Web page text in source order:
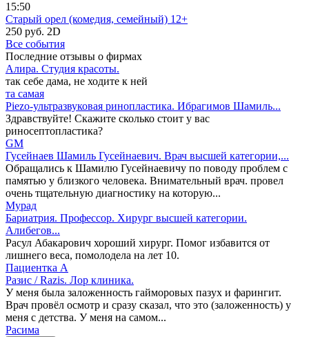
15:50
Старый орел (комедия, семейный) 12+
250 руб. 2D
Все события
Последние отзывы о фирмах
Алира. ​Студия красоты.
так себе дама, не ходите к ней
та самая
Piezo-ультразвуковая ринопластика. Ибрагимов Шамиль...
Здравствуйте! Скажите сколько стоит у вас
риносептопластика?
GM
Гусейнаев Шамиль Гусейнаевич. Врач высшей категории,...
Обращались к Шамилю Гусейнаевичу по поводу проблем с
памятью у близкого человека. Внимательный врач. провел
очень тщательную диагностику на которую...
Мурад
Бариатрия. Профессор. Хирург высшей категории.
Алибегов...
Расул Абакарович хороший хирург. Помог избавится от
лишнего веса, помолодела на лет 10.
Пациентка А
Разис / Razis. Лор клиника.
У меня была заложенность гайморовых пазух и фарингит​.
Врач провёл осмотр и сразу сказал, что это (заложенность) у
меня с детства. У меня на самом...
Расима